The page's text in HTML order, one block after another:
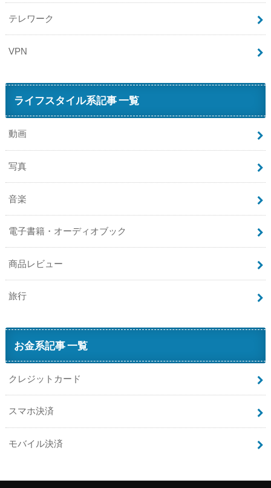
テレワーク
VPN
ライフスタイル系記事 一覧
動画
写真
音楽
電子書籍・オーディオブック
商品レビュー
旅行
お金系記事 一覧
クレジットカード
スマホ決済
モバイル決済